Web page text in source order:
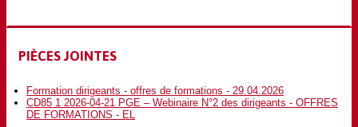
PIÈCES JOINTES
Formation dirigeants - offres de formations - 29.04.2026
CD85 1 2026-04-21 PGE – Webinaire N°2 des dirigeants - OFFRES
DE FORMATIONS - EL